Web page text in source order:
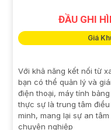
ĐẦU GHI
Giá
Với khả năng kết nối từ
bạn có thể quản lý và
điện thoại, máy tính bảng
thực sự là trung tâm
minh, mang lại sự an
chuyên nghiệp